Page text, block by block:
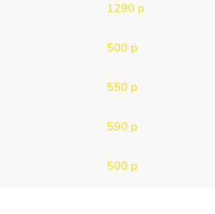
1290 р
500 р
550 р
590 р
500 р